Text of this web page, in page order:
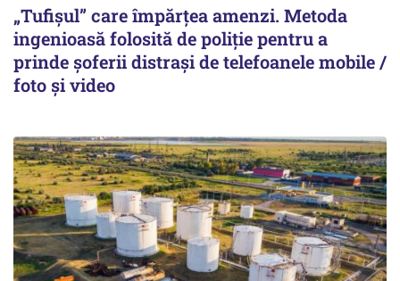
„Tufișul” care împărțea amenzi. Metoda
ingenioasă folosită de poliție pentru a
prinde șoferii distrași de telefoanele mobile /
foto și video